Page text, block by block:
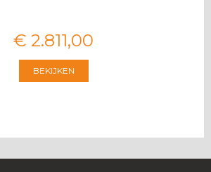
€ 2.811,00
BEKIJKEN